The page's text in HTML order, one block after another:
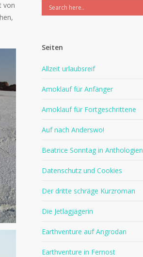
von
Seiten
Allzeit urlaubsreif
Amoklauf für Anfänger
Amoklauf für Fortgeschrittene
Auf nach Anderswo!
Beatrice Sonntag in Anthologien
Datenschutz und Cookies
Der dritte schräge Kurzroman
Die Jetlagjägerin
Earthventure auf Angrodan
Earthventure in Fernost